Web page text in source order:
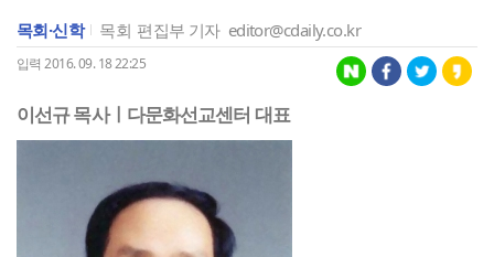
목회·신학 목회 편집부 기자 editor@cdaily.co.kr
입력 2016. 09. 18 22:25
이선규 목사ㅣ다문화선교센터 대표